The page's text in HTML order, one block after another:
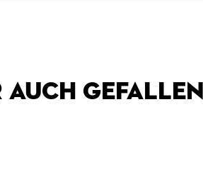
AUCH GEFALLEN